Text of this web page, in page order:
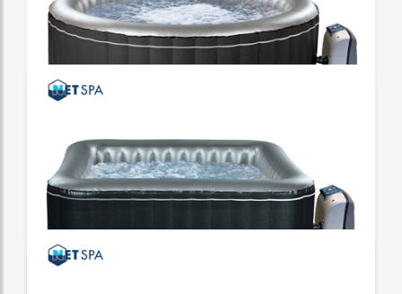
Couverture isolante | Bloc moteur amovible |